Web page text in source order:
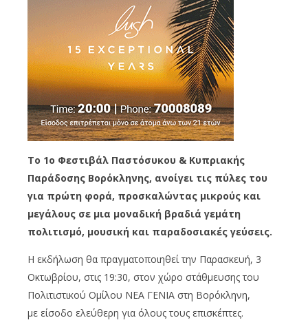
Το 1ο Φεστιβάλ Παστόσυκου & Κυπριακής
Παράδοσης Βορόκληνης, ανοίγει τις πύλες του
για πρώτη φορά, προσκαλώντας μικρούς και
μεγάλους σε μια μοναδική βραδιά γεμάτη
πολιτισμό, μουσική και παραδοσιακές γεύσεις.
Η εκδήλωση θα πραγματοποιηθεί την Παρασκευή, 3
Οκτωβρίου, στις 19:30, στον χώρο στάθμευσης του
Πολιτιστικού Ομίλου ΝΕΑ ΓΕΝΙΑ στη Βορόκληνη,
με είσοδο ελεύθερη για όλους τους επισκέπτες.